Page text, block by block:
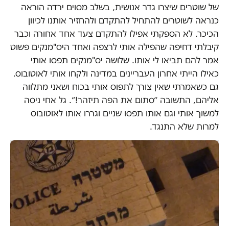
של שוטרים שיצרו גדר אנושית, בשלב מסוים ירדה הוראה
כנראה לשוטרים להתחיל להתקדם ולהחזיר אותנו לכיוון
הכיכר. לא הספקתי אפילו להתקדם צעד אחד אחורה וכבר
קיבלתי דחיפה שהפילה אותי לרצפה ואחד היס"מנקים פשוט
אמר להם תביאו לי אותו. שלושה יס"מנקים תפסו אותי
כאילו הייתי אחרון העבריינים במדינה ולקחו אותי לאוטובוס.
גם כשאמרתי שאין צורך לתפוס אותי בכוח ושאני מתלווה
אליהם, התשובה ״סתום את הפה תיזהר!״. גל אחי ניסה
למשוך אותי וגם אותו תפסו שניים וגררו אותו לאוטובוס
למרות שלא התנגד.